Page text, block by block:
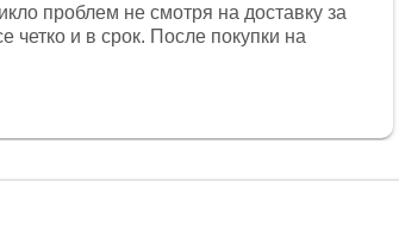
проблем не смотря на доставку за
четко и в срок. После покупки на
0, при этом представители магазина
и в итоге проблема была решена.
о небезразличии к клиенту после